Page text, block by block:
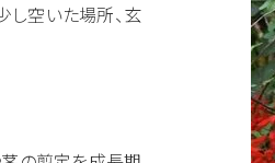
し空いた場所、玄